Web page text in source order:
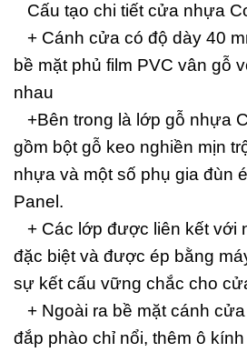
Cấu tạo chi tiết cửa nhựa
+ Cánh cửa có độ dày 40
bề mặt phủ film PVC vân gỗ
nhau
+Bên trong là lớp gỗ nhựa
gồm bột gỗ keo nghiền mịn
nhựa và một số phụ gia đùn
Panel.
+ Các lớp được liên kết với
đặc biệt và được ép bằng
sự kết cấu vững chắc cho
+ Ngoài ra bề mặt cánh
đắp phào chỉ nổi, thêm ô